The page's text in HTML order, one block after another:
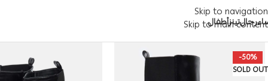
Skip to navigation
Skip to main content
رجالتينزأطفال
-50%
SOLD OUT